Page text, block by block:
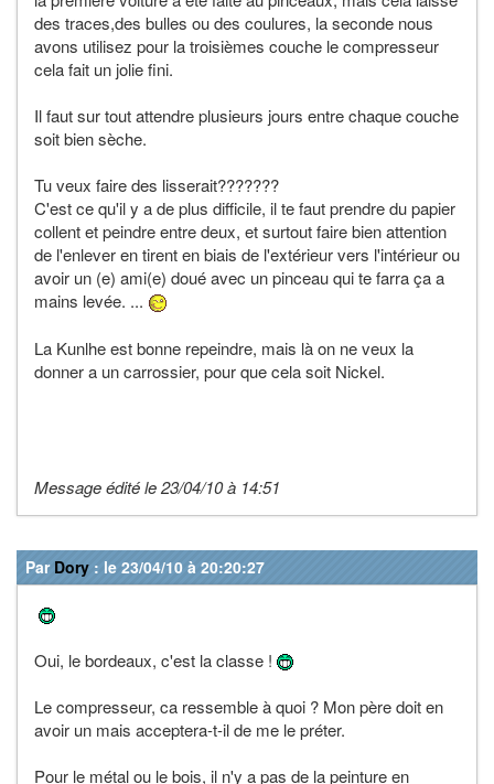
des traces,des bulles ou des coulures, la seconde nous
avons utilisez pour la troisièmes couche le compresseur
cela fait un jolie fini.
Il faut sur tout attendre plusieurs jours entre chaque couche
soit bien sèche.
Tu veux faire des lisserait???????
C'est ce qu'il y a de plus difficile, il te faut prendre du papier
collent et peindre entre deux, et surtout faire bien attention
de l'enlever en tirent en biais de l'extérieur vers l'intérieur ou
avoir un (e) ami(e) doué avec un pinceau qui te farra ça a
mains levée. ...
La Kunlhe est bonne repeindre, mais là on ne veux la
donner a un carrossier, pour que cela soit Nickel.
Message édité le 23/04/10 à 14:51
Par Dory : le 23/04/10 à 20:20:27
Oui, le bordeaux, c'est la classe !
Le compresseur, ca ressemble à quoi ? Mon père doit en
avoir un mais acceptera-t-il de me le préter.
Pour le métal ou le bois, il n'y a pas de la peinture en